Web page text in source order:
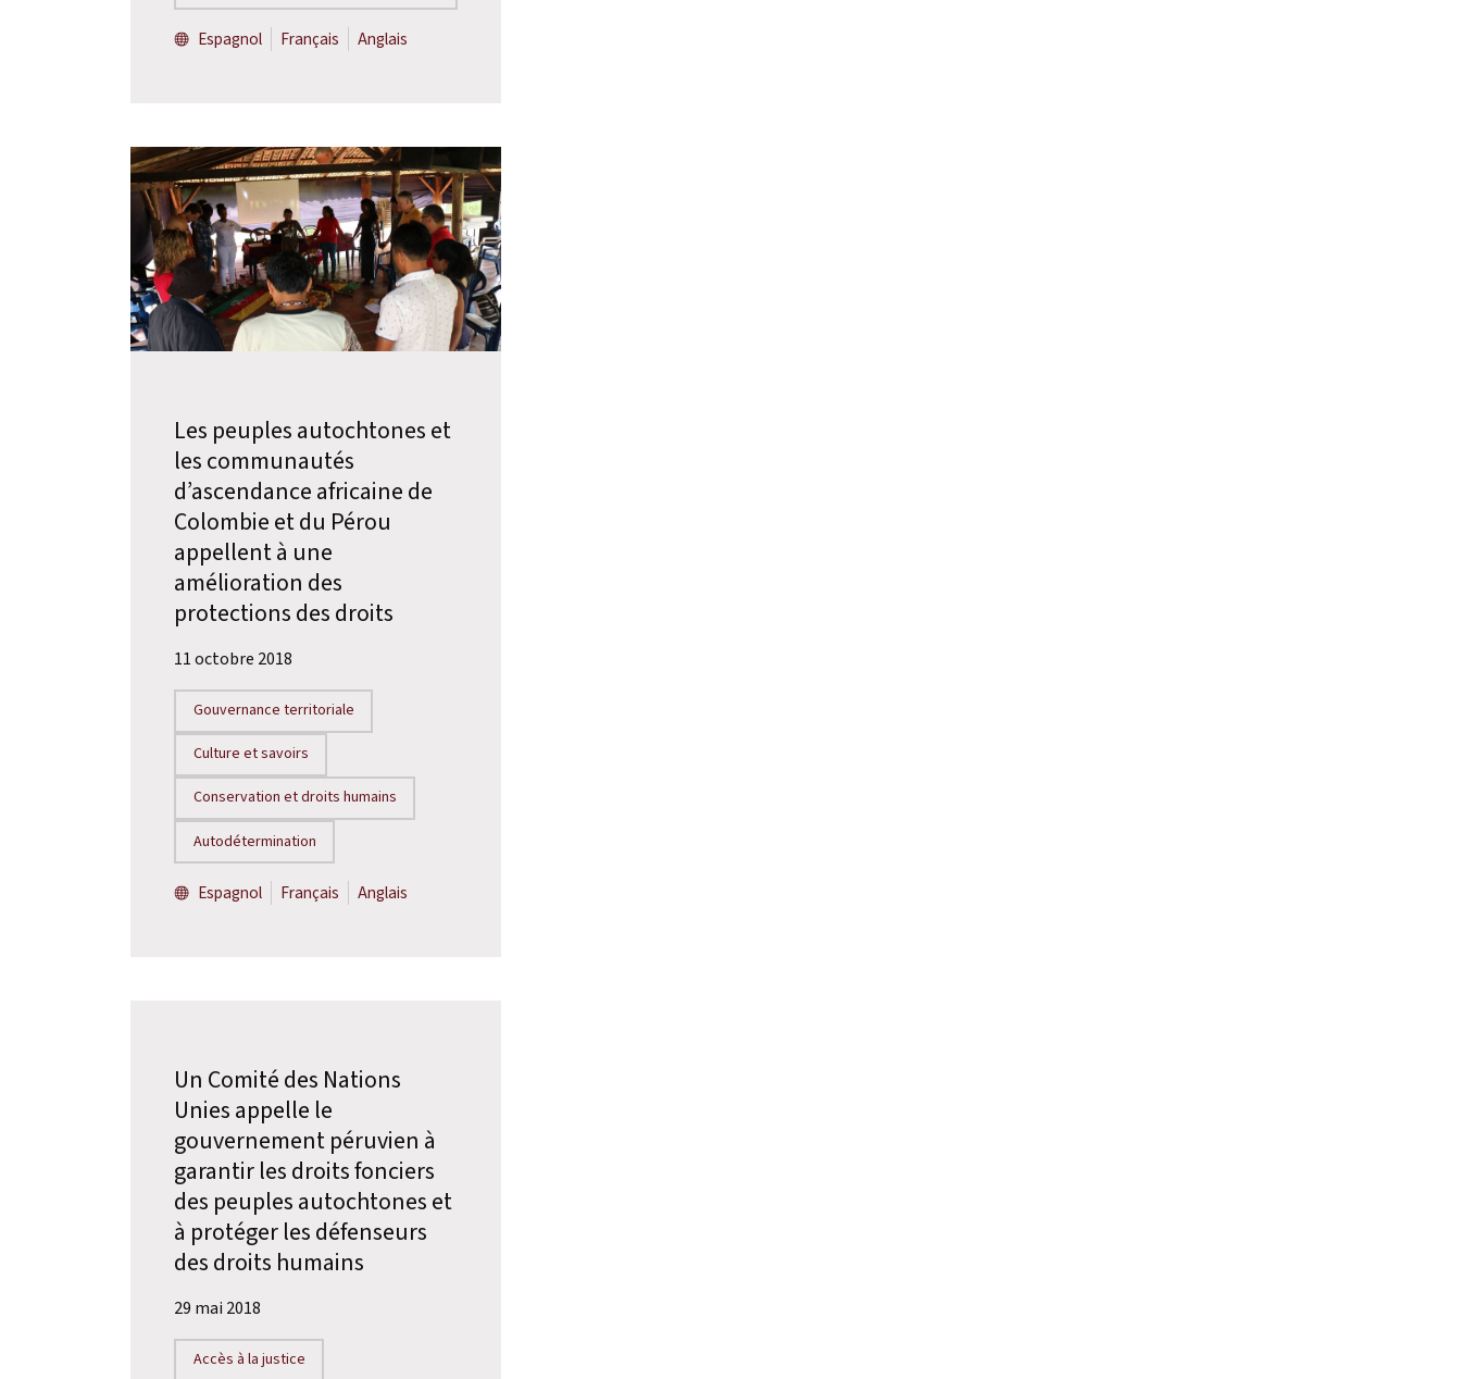
Espagnol Français Anglais
Les peuples autochtones et
les communautés
d’ascendance africaine de
Colombie et du Pérou
appellent à une
amélioration des
protections des droits
11 octobre 2018
Gouvernance territoriale
Culture et savoirs
Conservation et droits humains
Autodétermination
Espagnol Français Anglais
Un Comité des Nations
Unies appelle le
gouvernement péruvien à
garantir les droits fonciers
des peuples autochtones et
à protéger les défenseurs
des droits humains
29 mai 2018
Accès à la justice